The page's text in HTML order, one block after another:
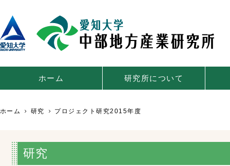
ホーム 研究所について
ホーム 研究 プロジェクト研究2015年度
研究